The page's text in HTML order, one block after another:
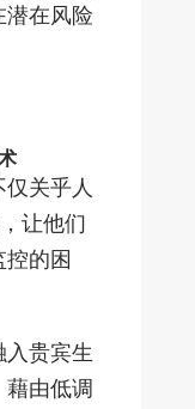
在风险
关乎人
让他们
的困
贵宾生
由低调